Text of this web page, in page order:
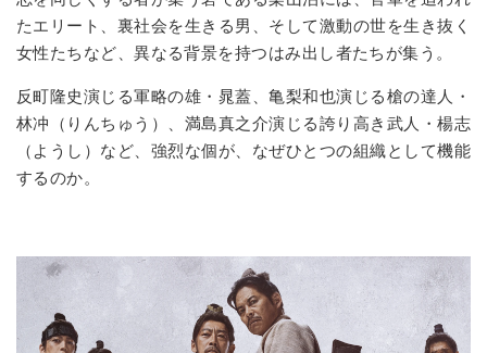
たエリート、裏社会を生きる男、そして激動の世を生き抜く
女性たちなど、異なる背景を持つはみ出し者たちが集う。
反町隆史演じる軍略の雄・晁蓋、亀梨和也演じる槍の達人・
林冲（りんちゅう）、満島真之介演じる誇り高き武人・楊志
（ようし）など、強烈な個が、なぜひとつの組織として機能
するのか。